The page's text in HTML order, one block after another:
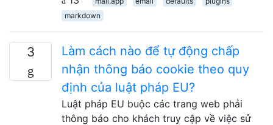
markdown
3
Làm cách nào để tự động chấp
nhận thông báo cookie theo quy
định của luật pháp EU?
Luật pháp EU buộc các trang web phải
thông báo cho khách truy cập về việc sử